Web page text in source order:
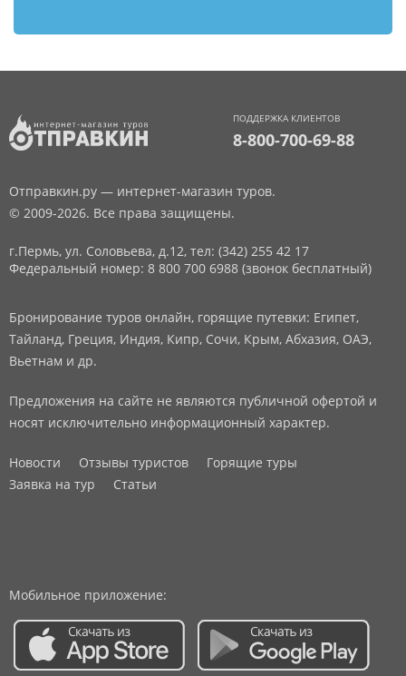
ПОДДЕРЖКА КЛИЕНТОВ
8-800-700-69-88
Отправкин.ру — интернет-магазин туров.
© 2009-2026. Все права защищены.
г.Пермь, ул. Соловьева, д.12, тел: (342) 255 42 17
Федеральный номер: 8 800 700 6988 (звонок бесплатный)
Бронирование туров онлайн, горящие путевки: Египет,
Тайланд, Греция, Индия, Кипр, Сочи, Крым, Абхазия, ОАЭ,
Вьетнам и др.
Предложения на сайте не являются публичной офертой и
носят исключительно информационный характер.
Новости Отзывы туристов
Горящие туры
Заявка на тур
Статьи
Мобильное приложение: